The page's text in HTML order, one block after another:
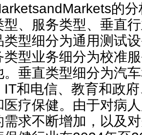
的
型、服务类型、垂直
类型细分为通用测试
类型业务细分为校准
。垂直类型细分为汽
IT和电信、教育和政
医疗保健。由于对病
需求不断增加，以及